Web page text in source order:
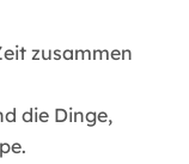
zusammen
die Dinge,